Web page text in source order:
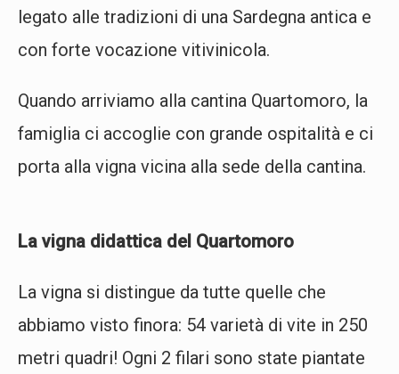
legato alle tradizioni di una Sardegna antica e
con forte vocazione vitivinicola.
Quando arriviamo alla cantina Quartomoro, la
famiglia ci accoglie con grande ospitalità e ci
porta alla vigna vicina alla sede della cantina.
La vigna didattica del Quartomoro
La vigna si distingue da tutte quelle che
abbiamo visto finora: 54 varietà di vite in 250
metri quadri! Ogni 2 filari sono state piantate